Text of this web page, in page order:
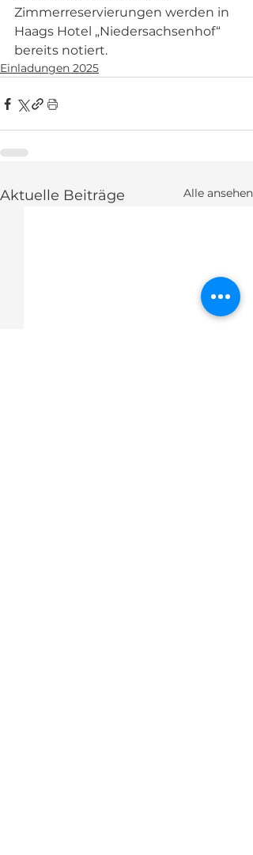
Zimmerreservierungen werden in
Haags Hotel „Niedersachsenhof“
bereits notiert.
Einladungen 2025
Aktuelle Beiträge Alle ansehen